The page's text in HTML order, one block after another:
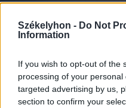
Székelyhon - Do Not
Information
If you wish to opt-out of the
processing of your
targeted advertising by us,
section to confirm your